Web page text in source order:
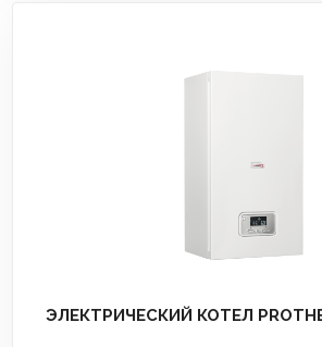
ЭЛЕКТРИЧЕСКИЙ КОТЕЛ